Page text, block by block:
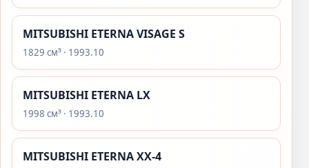
MITSUBISHI ETERNA VISAGE S
1829 см³ · 1993.10
MITSUBISHI ETERNA LX
1998 см³ · 1993.10
MITSUBISHI ETERNA XX-4